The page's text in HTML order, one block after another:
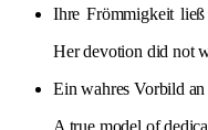
Ihre Frömmigkeit ließ
Her devotion did not
Ein wahres Vorbild an
A true model of